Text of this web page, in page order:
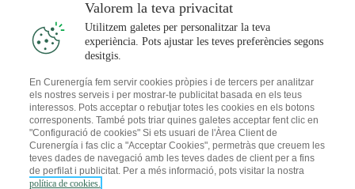
T'INTERESSA
CONTACTE
Valorem la teva privacitat
Utilitzem galetes per personalitzar la teva
experiència. Pots ajustar les teves preferències segons
desitgis.
En Curenergía fem servir cookies pròpies i de tercers per analitzar
els nostres serveis i per mostrar-te publicitat basada en els teus
interessos. Pots acceptar o rebutjar totes les cookies en els botons
corresponents. També pots triar quines galetes acceptar fent clic en
"Configuració de cookies" Si ets usuari de l'Àrea Client de
Curenergía i fas clic a "Acceptar Cookies", permetràs que creuem les
teves dades de navegació amb les teves dades de client per a fins
de perfilat i publicitat. Per a més informació, pots visitar la nostra
política de cookies.